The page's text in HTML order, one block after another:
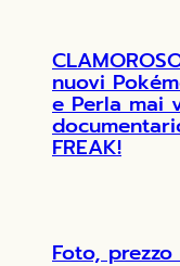
nuovi
e Perla mai
FREAK!
Foto,